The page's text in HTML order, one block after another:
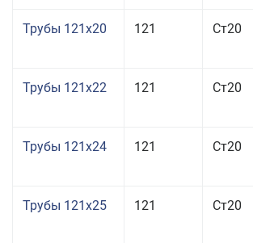
Трубы 121x20 121 Ст20
Трубы 121x22 121 Ст20
Трубы 121x24 121 Ст20
Трубы 121x25 121 Ст20